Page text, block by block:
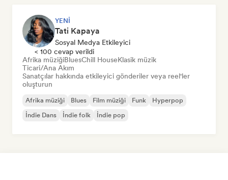
YENI
Tati Kapaya
Sosyal Medya Etkileyici
< 100 cevap verildi
Afrika müziğiBluesChill HouseKlasik müzik
Ticari/Ana Akım
Sanatçılar hakkında etkileyici gönderiler veya reel'ler
oluşturun
Afrika müziği Blues Film müziği Funk
Hyperpop
İndie Dans
İndie folk İndie pop